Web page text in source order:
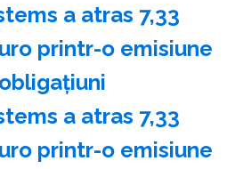
a atras 7,33
printr-o emisiune
a atras 7,33
printr-o emisiune